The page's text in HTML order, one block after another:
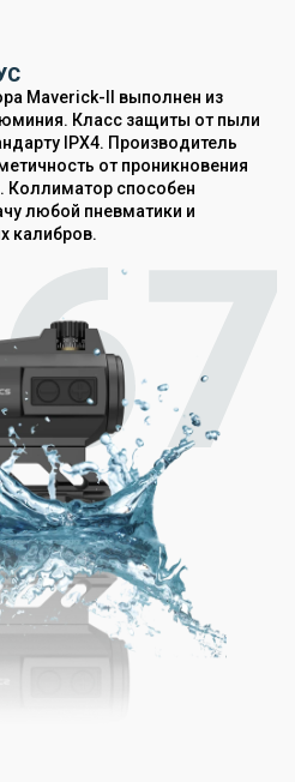
Maverick-II выполнен из
Класс защиты от пыли
IPX4. Производитель
от проникновения
Коллиматор способен
любой пневматики и
калибров.